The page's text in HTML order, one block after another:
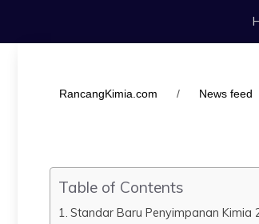
RancangKimia.com / News feed
Table of Contents
Standar Baru Penyimpanan Kimia